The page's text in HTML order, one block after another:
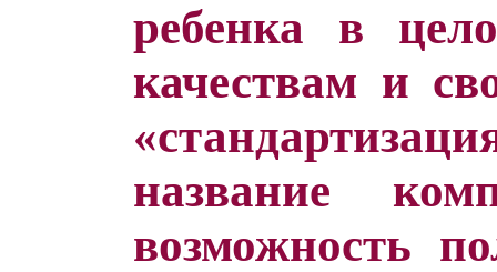
ребенка в
качествам и
название
возможность